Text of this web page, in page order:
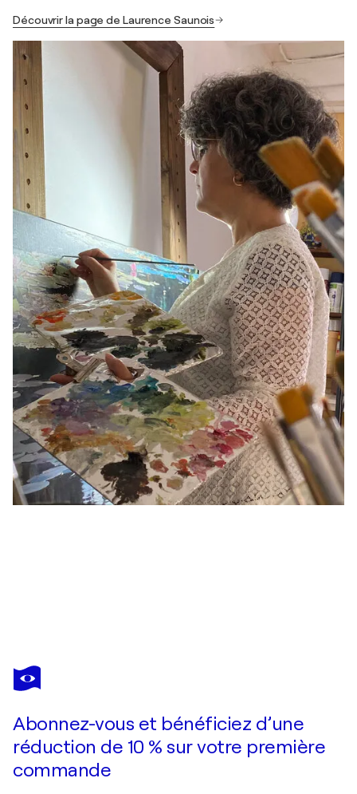
Découvrir la page de Laurence Saunois
LAURENCE SAUNOIS
Abonnez-vous et bénéficiez d’une
réduction de 10 % sur votre première
commande